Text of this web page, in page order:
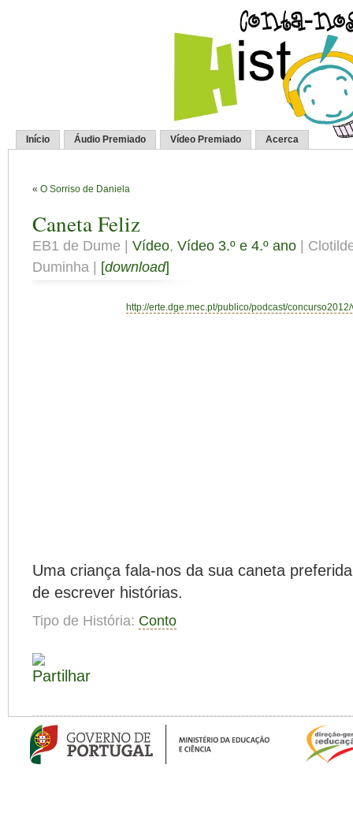
Início Áudio Premiado Vídeo Premiado Acerca
« O Sorriso de Daniela
Caneta Feliz
EB1 de Dume | Vídeo, Vídeo 3.º e 4.º ano |
Duminha | [download]
http://erte.dge.mec.pt/publico/podcast/
Uma criança fala-nos da sua caneta
de escrever histórias.
Tipo de História: Conto